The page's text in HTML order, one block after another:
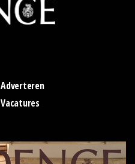
Adverteren
Vacatures